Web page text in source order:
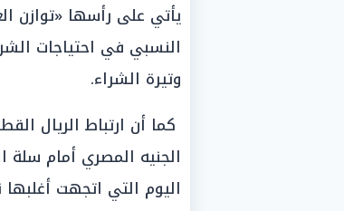
يأتي على رأسها «توازن
النسبي في احتياجات
وتيرة الشراء.
كما أن ارتباط الريال
الجنيه المصري أمام سلة
اليوم التي اتجهت